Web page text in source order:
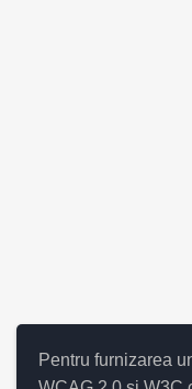
Pentru furnizarea